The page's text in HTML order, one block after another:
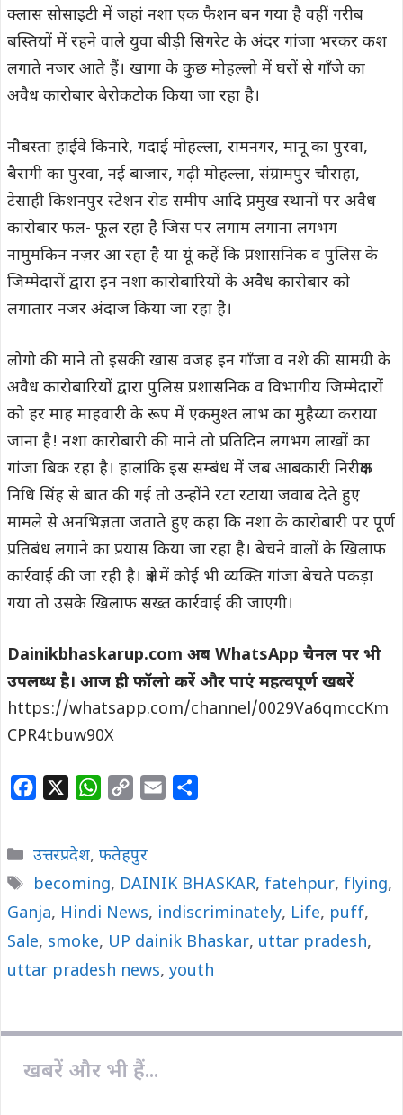
क्लास सोसाइटी में जहां नशा एक फैशन बन गया है वहीं गरीब
बस्तियों में रहने वाले युवा बीड़ी सिगरेट के अंदर गांजा भरकर कश
लगाते नजर आते हैं। खागा के कुछ मोहल्लो में घरों से गाँजे का
अवैध कारोबार बेरोकटोक किया जा रहा है।
नौबस्ता हाईवे किनारे, गदाई मोहल्ला, रामनगर, मानू का पुरवा,
बैरागी का पुरवा, न‌ई बाजार, गढ़ी मोहल्ला, संग्रामपुर चौराहा,
टेसाही किशनपुर स्टेशन रोड समीप आदि प्रमुख स्थानों पर अवैध
कारोबार फल- फूल रहा है जिस पर लगाम लगाना लगभग
नामुमकिन नज़र आ रहा है या यूं कहें कि प्रशासनिक व पुलिस के
जिम्मेदारों द्वारा इन नशा कारोबारियों के अवैध कारोबार को
लगातार नजर अंदाज किया जा रहा है।
लोगो की माने तो इसकी खास वजह इन गाँजा व नशे की सामग्री के
अवैध कारोबारियों द्वारा पुलिस प्रशासनिक व विभागीय जिम्मेदारों
को हर माह माहवारी के रूप में एकमुश्त लाभ का मुहैय्या कराया
जाना है! नशा कारोबारी की माने तो प्रतिदिन लगभग लाखों का
गांजा बिक रहा है। हालांकि इस सम्बंध में जब आबकारी निरीक्षक
निधि सिंह से बात की गई तो उन्होंने रटा रटाया जवाब देते हुए
मामले से अनभिज्ञता जताते हुए कहा कि नशा के कारोबारी पर पूर्ण
प्रतिबंध लगाने का प्रयास किया जा रहा है। बेचने वालों के खिलाफ
कार्रवाई की जा रही है। क्षेत्र में कोई भी व्यक्ति गांजा बेचते पकड़ा
गया तो उसके खिलाफ सख्त कार्रवाई की जाएगी।
Dainikbhaskarup.com अब WhatsApp चैनल पर भी
उपलब्ध है। आज ही फॉलो करें और पाएं महत्वपूर्ण खबरें
https://whatsapp.com/channel/0029Va6qmccKm
CPR4tbuw90X
e
b
o
o
k
W
t
s
A
p
y
L
i
n
k
l
e
Categories
उत्तरप्रदेश, फतेहपुर
Tags
becoming, DAINIK BHASKAR, fatehpur, flying,
Ganja, Hindi News, indiscriminately, Life, puff,
Sale, smoke, UP dainik Bhaskar, uttar pradesh,
uttar pradesh news, youth
खबरें और भी हैं...